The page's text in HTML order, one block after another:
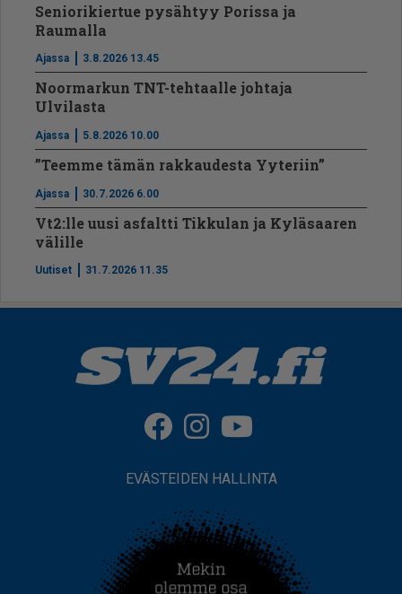
Seniorikiertue pysähtyy Porissa ja
Raumalla
Ajassa 3.8.2026 13.45
Noormarkun TNT-tehtaalle johtaja
Ulvilasta
Ajassa 5.8.2026 10.00
”Teemme tämän rakkaudesta Yyteriin”
Ajassa 30.7.2026 6.00
Vt2:lle uusi asfaltti Tikkulan ja Kyläsaaren
välille
Uutiset 31.7.2026 11.35
EVÄSTEIDEN HALLINTA